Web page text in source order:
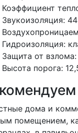
Коэффициент
Звукоизоляция:
Гидроизоляция:
Защита от взлома:
Высота порога:
дома и
помещением,